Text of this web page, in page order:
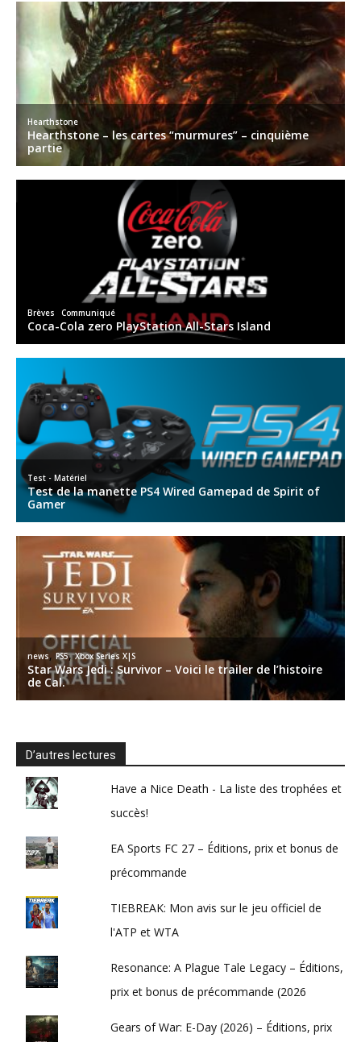
D’autres lectures
Have a Nice Death - La liste des trophées et
succès!
EA Sports FC 27 – Éditions, prix et bonus de
précommande
TIEBREAK: Mon avis sur le jeu officiel de
l'ATP et WTA
Resonance: A Plague Tale Legacy – Éditions,
prix et bonus de précommande (2026
Gears of War: E-Day (2026) – Éditions, prix